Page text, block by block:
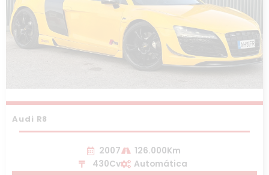
Audi R8
2007
126.000Km
430Cv
Automática